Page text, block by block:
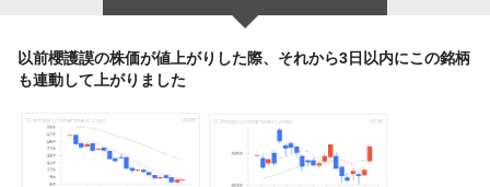
以前櫻護謨の株価が値上がりした際、それから3日以内にこの銘柄
も連動して上がりました